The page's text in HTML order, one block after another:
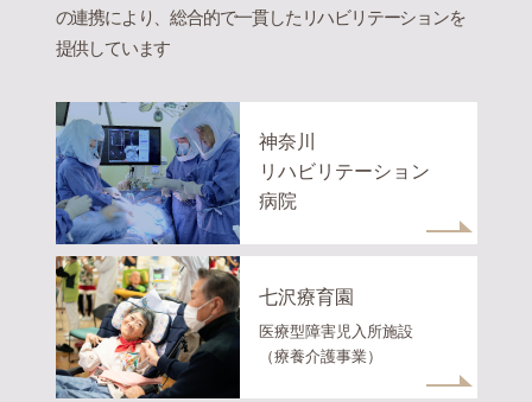
の連携により、総合的で一貫したリハビリテーションを
提供しています
神奈川
リハビリテーション
病院
七沢療育園
医療型障害児入所施設
（療養介護事業）